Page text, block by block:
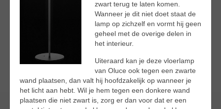
zwart terug te laten komen.
Wanneer je dit niet doet staat de
lamp op zichzelf en vormt hij geen
geheel met de overige delen in
het interieur.
Uiteraard kan je deze vloerlamp
van Oluce ook tegen een zwarte
wand plaatsen, dan valt hij hoofdzakelijk op wanneer je
het licht aan hebt. Wil je hem tegen een donkere wand
plaatsen die niet zwart is, zorg er dan voor dat er een